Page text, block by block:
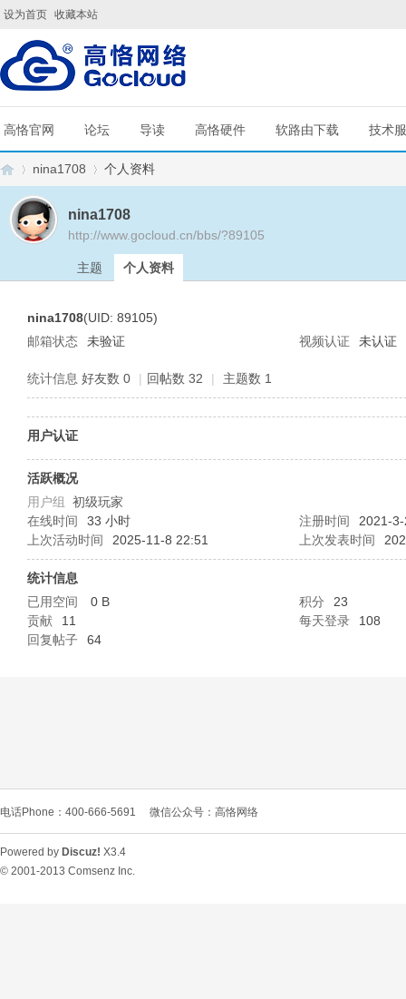
设为首页 收藏本站
高恪官网 论坛 导读 高恪硬件 软路由下载 技术
L
nina1708 个人资料
nina1708
http://www.gocloud.cn/bbs/?89105
主题 个人资料
nina1708(UID: 89105)
邮箱状态
未验证 视频认证 未认证
统计信息 好友数 0 | 回帖数 32 | 主题数 1
用户认证
活跃概况
用户组 初级玩家
在线时间
33 小时 注册时间
2021-
上次活动时间
2025-11-8 22:51 上次发表时间
统计信息
已用空间
0 B 积分
23
贡献
11 每天登录
108
回复帖子
64
电话Phone：400-666-5691 微信公众号：高恪网络
Powered by Discuz! X3.4
© 2001-2013 Comsenz Inc.